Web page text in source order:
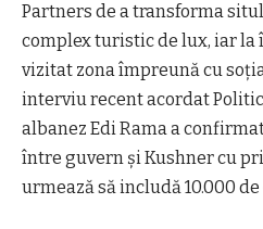
Partners de a transforma
complex turistic de lux, iar la
vizitat zona împreună cu
interviu recent acordat
albanez Edi Rama a
între guvern şi Kushner cu
urmează să includă 10.000